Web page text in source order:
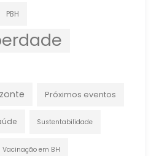
PBH
Próximos eventos
Sustentabilidade
Vacinação em BH